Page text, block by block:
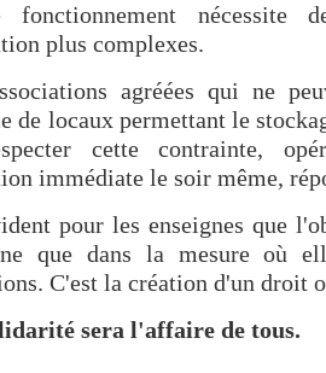
nécessite
plus complexes.
agréées qui ne
de locaux permettant le
cette contrainte,
immédiate le soir même,
pour les enseignes que
que dans la mesure où
C'est la création d'un droit
sera l'affaire de tous.